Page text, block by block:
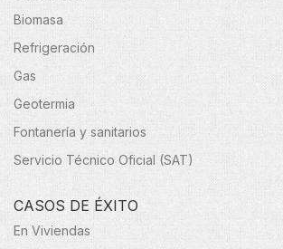
Biomasa
Refrigeración
Gas
Geotermia
Fontanería y sanitarios
Servicio Técnico Oficial (SAT)
CASOS DE ÉXITO
En Viviendas